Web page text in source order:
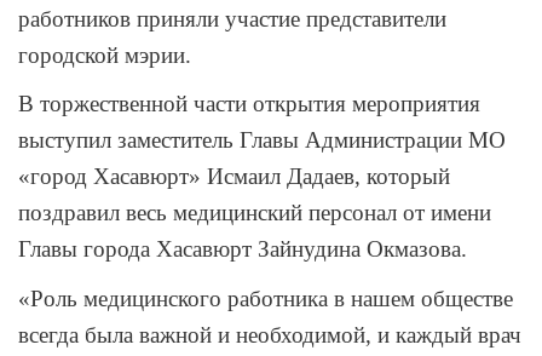
работников приняли участие представители
городской мэрии.
В торжественной части открытия мероприятия
выступил заместитель Главы Администрации МО
«город Хасавюрт» Исмаил Дадаев, который
поздравил весь медицинский персонал от имени
Главы города Хасавюрт Зайнудина Окмазова.
«Роль медицинского работника в нашем обществе
всегда была важной и необходимой, и каждый врач